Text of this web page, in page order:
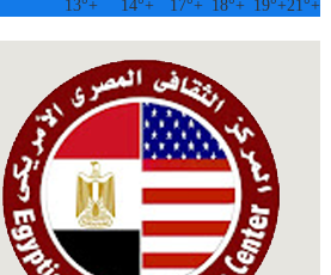
+
21°
+
19°
+
18°
+
17°
+
14°
+
13°